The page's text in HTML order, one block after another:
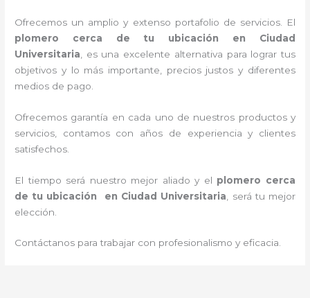
Ofrecemos un amplio y extenso portafolio de servicios. El
plomero cerca de tu ubicación en Ciudad
Universitaria , es una excelente alternativa para lograr tus
objetivos y lo más importante, precios justos y diferentes
medios de pago.
Ofrecemos garantía en cada uno de nuestros productos y
servicios, contamos con años de experiencia y clientes
satisfechos.
El tiempo será nuestro mejor aliado y el plomero cerca
de tu ubicación en Ciudad Universitaria , será tu mejor
elección.
Contáctanos para trabajar con profesionalismo y eficacia.